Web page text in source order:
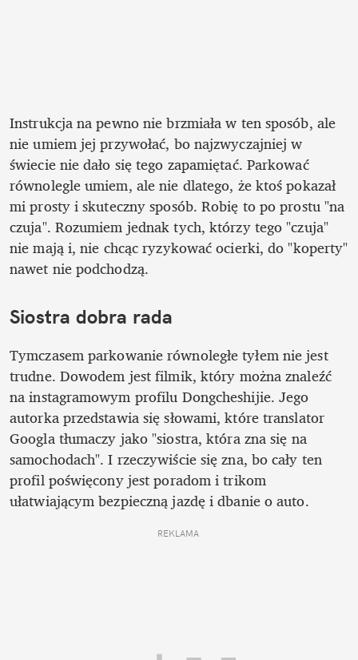
Instrukcja na pewno nie brzmiała w ten sposób, ale
nie umiem jej przywołać, bo najzwyczajniej w
świecie nie dało się tego zapamiętać. Parkować
równolegle umiem, ale nie dlatego, że ktoś pokazał
mi prosty i skuteczny sposób. Robię to po prostu "na
czuja". Rozumiem jednak tych, którzy tego "czuja"
nie mają i, nie chcąc ryzykować ocierki, do "koperty"
nawet nie podchodzą.
Siostra dobra rada
Tymczasem parkowanie równoległe tyłem nie jest
trudne. Dowodem jest filmik, który można znaleźć
na instagramowym profilu Dongcheshijie. Jego
autorka przedstawia się słowami, które translator
Googla tłumaczy jako "siostra, która zna się na
samochodach". I rzeczywiście się zna, bo cały ten
profil poświęcony jest poradom i trikom
ułatwiającym bezpieczną jazdę i dbanie o auto.
REKLAMA